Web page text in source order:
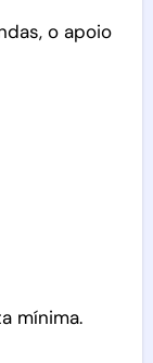
o apoio
mínima.